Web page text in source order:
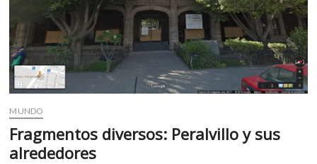
m
v
o
g
e
MUNDO
Fragmentos diversos: Peralvillo y sus
alrededores